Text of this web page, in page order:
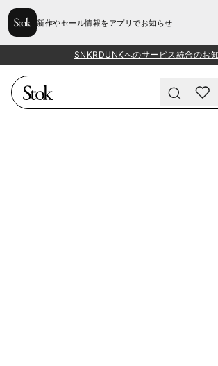
新作やセール情報をアプリでお知らせ
SNKRDUNKへのサービス統合のお